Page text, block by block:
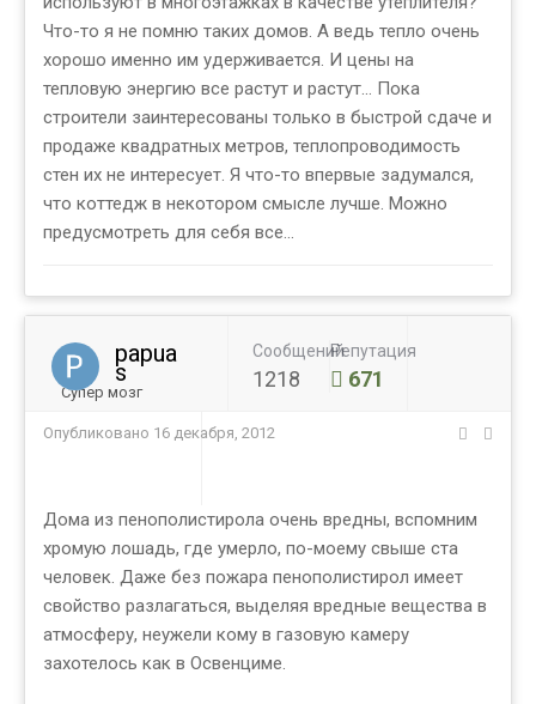
Что-то я не помню таких домов. А ведь тепло очень
хорошо именно им удерживается. И цены на
тепловую энергию все растут и растут... Пока
строители заинтересованы только в быстрой сдаче и
продаже квадратных метров, теплопроводимость
стен их не интересует. Я что-то впервые задумался,
что коттедж в некотором смысле лучше. Можно
предусмотреть для себя все...
papua
s
Супер мозг
Сообщений
1218
Репутация
671
Опубликовано 16 декабря, 2012
Дома из пенополистирола очень вредны, вспомним
хромую лошадь, где умерло, по-моему свыше ста
человек. Даже без пожара пенополистирол имеет
свойство разлагаться, выделяя вредные вещества в
атмосферу, неужели кому в газовую камеру
захотелось как в Освенциме.